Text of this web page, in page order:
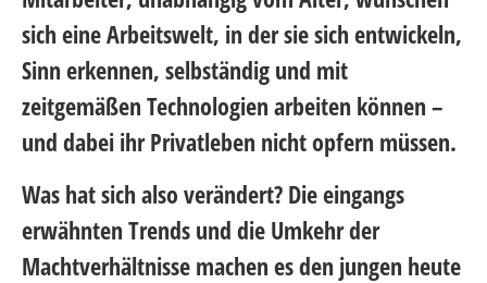
sich eine Arbeitswelt, in der sie sich entwickeln,
Sinn erkennen, selbständig und mit
zeitgemäßen Technologien arbeiten können –
und dabei ihr Privatleben nicht opfern müssen.
Was hat sich also verändert? Die eingangs
erwähnten Trends und die Umkehr der
Machtverhältnisse machen es den jungen heute